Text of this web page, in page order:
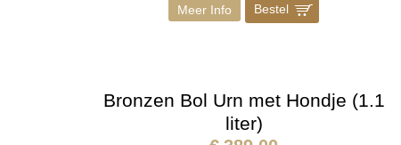
Meer Info Bestel ]
Bronzen Bol Urn met Hondje (1.1
liter)